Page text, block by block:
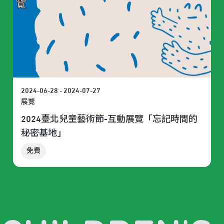
2024-06-28 - 2024-07-27
展覽
2024臺北兒童藝術節-互動展覽「忘記時間的
秘密基地」
免費